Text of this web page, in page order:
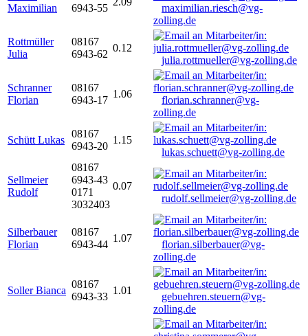
Maximilian
6943-55
maximilian.riesch@vg-
zolling.de
Rottmüller
Julia
08167
6943-62
0.12
julia.rottmueller@vg-zolling.de
Schranner
Florian
08167
6943-17
1.06
florian.schranner@vg-
zolling.de
Schütt Lukas
08167
6943-20
1.15
lukas.schuett@vg-zolling.de
Sellmeier
Rudolf
08167
6943-43
0171
3032403
0.07
rudolf.sellmeier@vg-zolling.de
Silberbauer
Florian
08167
6943-44
1.07
florian.silberbauer@vg-
zolling.de
Soller Bianca
08167
6943-33
1.01
gebuehren.steuern@vg-
zolling.de